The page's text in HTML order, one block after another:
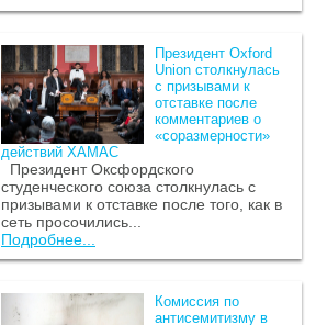
Президент Oxford
Union столкнулась
с призывами к
отставке после
комментариев о
«соразмерности»
действий ХАМАС
Президент Оксфордского
студенческого союза столкнулась с
призывами к отставке после того, как в
сеть просочились...
Подробнее...
Комиссия по
антисемитизму в